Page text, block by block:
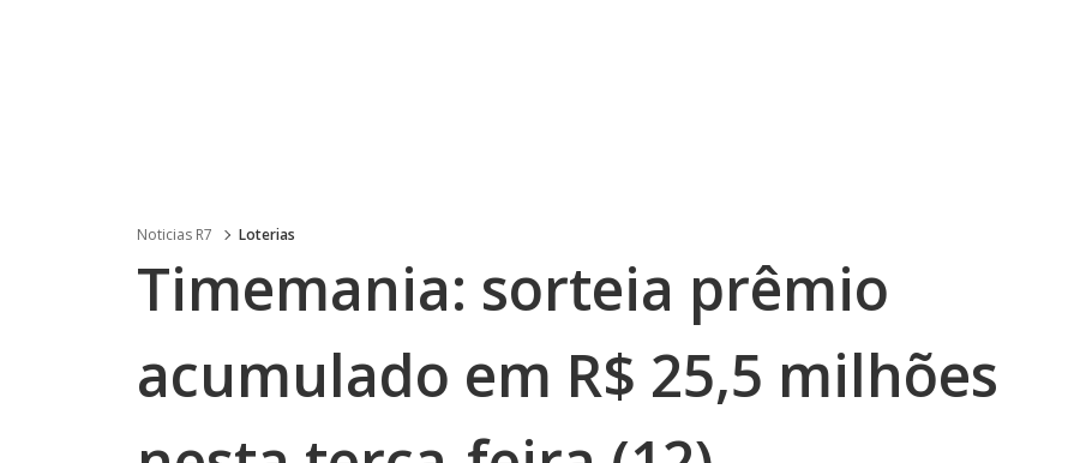
Noticias R7 Loterias
Timemania: sorteia prêmio
acumulado em R$ 25,5 milhões